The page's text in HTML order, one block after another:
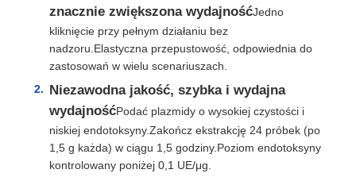
znacznie zwiększona wydajnośćJedno
kliknięcie przy pełnym działaniu bez
nadzoru.Elastyczna przepustowość, odpowiednia do
zastosowań w wielu scenariuszach.
Niezawodna jakość, szybka i wydajna
wydajnośćPodać plazmidy o wysokiej czystości i
niskiej endotoksyny.Zakończ ekstrakcję 24 próbek (po
1,5 g każda) w ciągu 1,5 godziny.Poziom endotoksyny
kontrolowany poniżej 0,1 UE/μg.